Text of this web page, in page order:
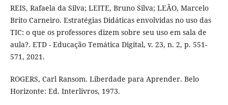
REIS, Rafaela da Silva; LEITE, Bruno Silva; LEÃO, Marcelo
Brito Carneiro. Estratégias Didáticas envolvidas no uso das
TIC: o que os professores dizem sobre seu uso em sala de
aula?. ETD - Educação Temática Digital, v. 23, n. 2, p. 551-
571, 2021.
ROGERS, Carl Ransom. Liberdade para Aprender. Belo
Horizonte: Ed. Interlivros, 1973.